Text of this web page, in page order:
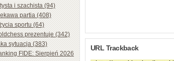
i szachista (94)
partia (408)
sportu (64)
prezentuje (342)
sytuacja (383)
FIDE: Sierpień 2026
URL Trackback